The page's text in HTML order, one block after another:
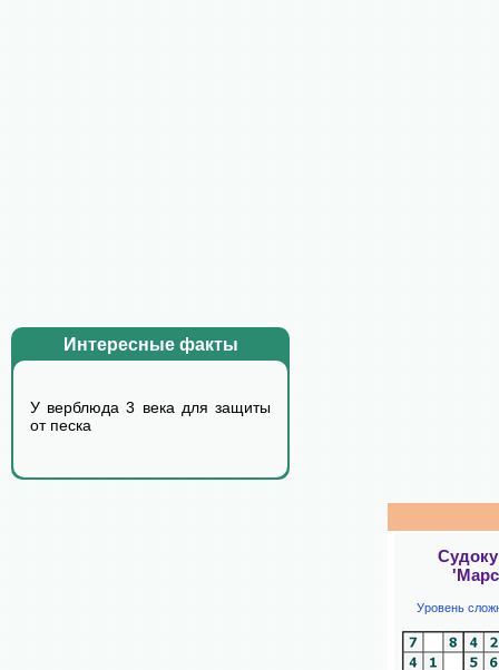
Интересные факты
У верблюда 3 века для защиты
от песка
Уровень